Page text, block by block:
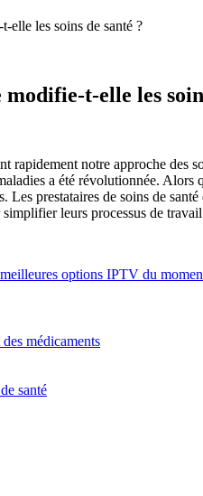
elle les soins de santé ?
t-elle les
rapidement notre approche
a été révolutionnée.
Les prestataires de soins de
leurs processus de
options IPTV du
médicaments
santé